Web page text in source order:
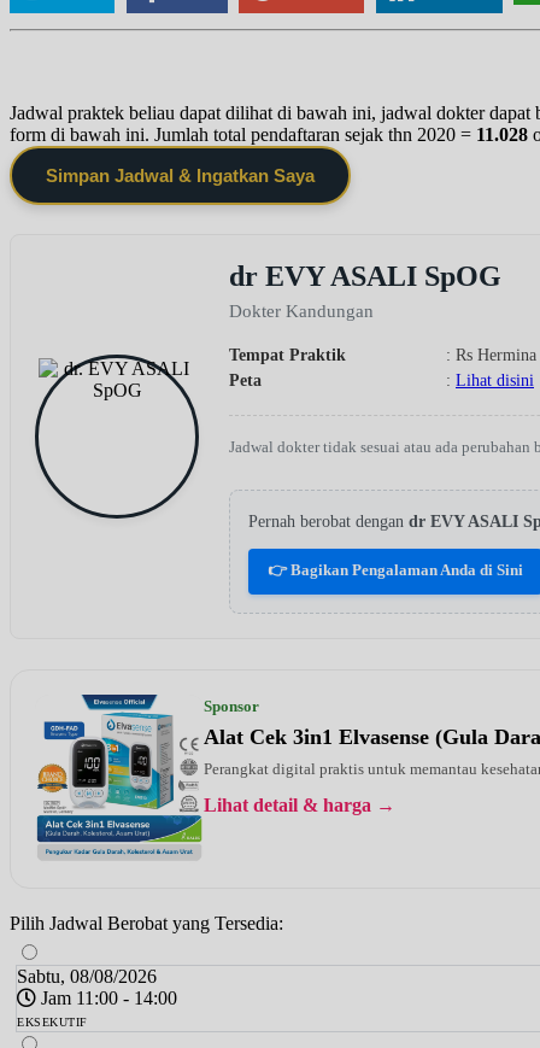
Jadwal praktek beliau dapat dilihat di bawah ini, jadwal dokter dapat
form di bawah ini. Jumlah total pendaftaran sejak thn 2020 = 11.028
Simpan Jadwal & Ingatkan Saya
dr EVY ASALI SpOG
Dokter Kandungan
Tempat Praktik
: Rs
Peta
: Lihat disini
Jadwal dokter tidak sesuai atau ada perubahan
Pernah berobat dengan dr EVY ASALI
👉 Bagikan Pengalaman Anda di Sini
Sponsor
Alat Cek 3in1 Elvasense (Gula
Perangkat digital praktis untuk memantau
Lihat detail & harga →
Pilih Jadwal Berobat yang Tersedia:
Sabtu, 08/08/2026
Jam 11:00 - 14:00
EKSEKUTIF